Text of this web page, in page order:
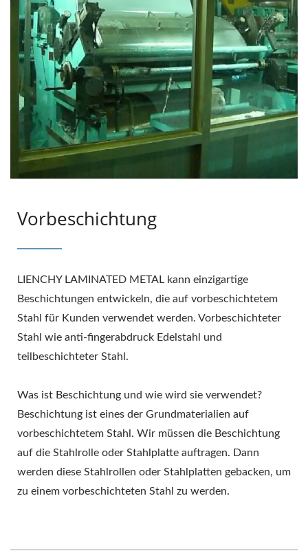
Vorbeschichtung
LIENCHY LAMINATED METAL kann einzigartige
Beschichtungen entwickeln, die auf vorbeschichtetem
Stahl für Kunden verwendet werden. Vorbeschichteter
Stahl wie anti-fingerabdruck Edelstahl und
teilbeschichteter Stahl.
Was ist Beschichtung und wie wird sie verwendet?
Beschichtung ist eines der Grundmaterialien auf
vorbeschichtetem Stahl. Wir müssen die Beschichtung
auf die Stahlrolle oder Stahlplatte auftragen. Dann
werden diese Stahlrollen oder Stahlplatten gebacken, um
zu einem vorbeschichteten Stahl zu werden.